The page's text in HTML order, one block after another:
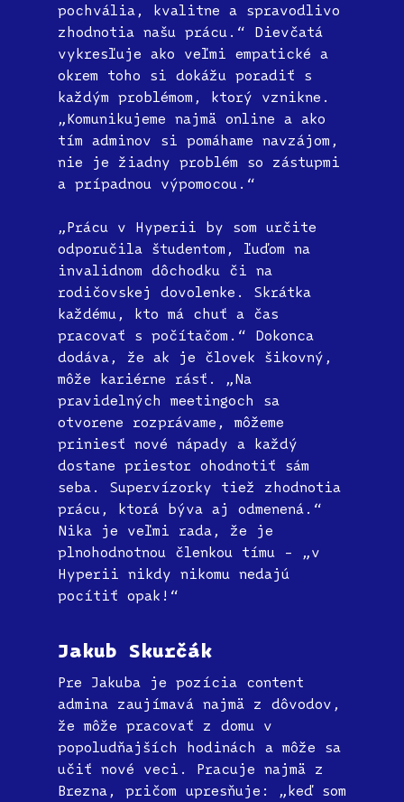
pochvália, kvalitne a spravodlivo
zhodnotia našu prácu.“ Dievčatá
vykresľuje ako veľmi empatické a
okrem toho si dokážu poradiť s
každým problémom, ktorý vznikne.
„Komunikujeme najmä online a ako
tím adminov si pomáhame navzájom,
nie je žiadny problém so zástupmi
a prípadnou výpomocou.“
„Prácu v Hyperii by som určite
odporučila študentom, ľuďom na
invalidnom dôchodku či na
rodičovskej dovolenke. Skrátka
každému, kto má chuť a čas
pracovať s počítačom.“ Dokonca
dodáva, že ak je človek šikovný,
môže kariérne rásť. „Na
pravidelných meetingoch sa
otvorene rozprávame, môžeme
priniesť nové nápady a každý
dostane priestor ohodnotiť sám
seba. Supervízorky tiež zhodnotia
prácu, ktorá býva aj odmenená.“
Nika je veľmi rada, že je
plnohodnotnou členkou tímu – „v
Hyperii nikdy nikomu nedajú
pocítiť opak!“
Jakub Skurčák
Pre Jakuba je pozícia content
admina zaujímavá najmä z dôvodov,
že môže pracovať z domu v
popoludňajších hodinách a môže sa
učiť nové veci. Pracuje najmä z
Brezna, pričom upresňuje: „keď som